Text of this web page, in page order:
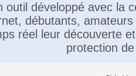
outil développé avec la
débutants,
réel leur découverte
protection